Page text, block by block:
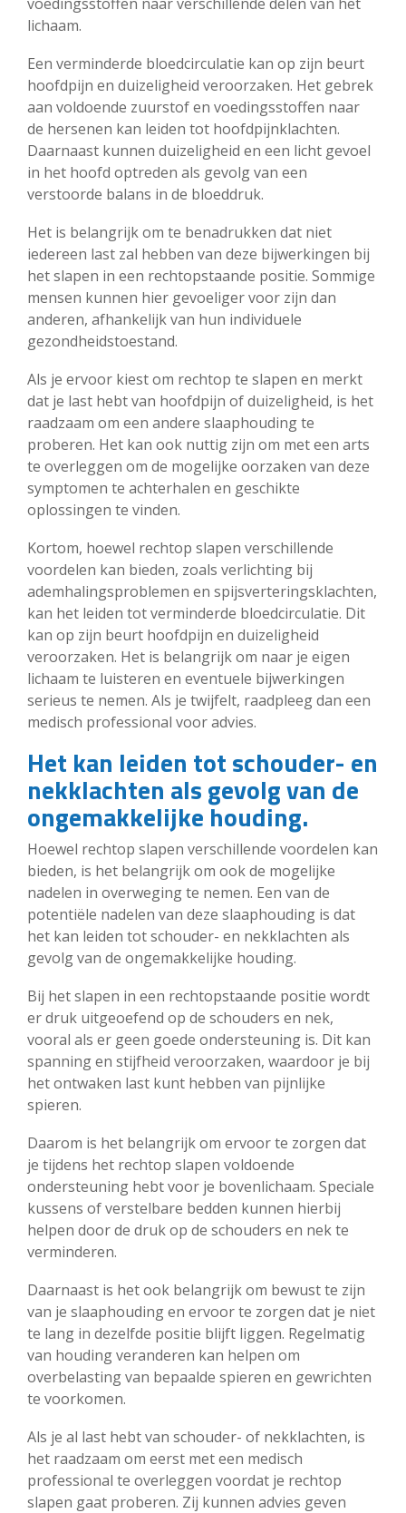
lichaam.
Een verminderde bloedcirculatie kan op zijn beurt
hoofdpijn en duizeligheid veroorzaken. Het gebrek
aan voldoende zuurstof en voedingsstoffen naar
de hersenen kan leiden tot hoofdpijnklachten.
Daarnaast kunnen duizeligheid en een licht gevoel
in het hoofd optreden als gevolg van een
verstoorde balans in de bloeddruk.
Het is belangrijk om te benadrukken dat niet
iedereen last zal hebben van deze bijwerkingen bij
het slapen in een rechtopstaande positie. Sommige
mensen kunnen hier gevoeliger voor zijn dan
anderen, afhankelijk van hun individuele
gezondheidstoestand.
Als je ervoor kiest om rechtop te slapen en merkt
dat je last hebt van hoofdpijn of duizeligheid, is het
raadzaam om een andere slaaphouding te
proberen. Het kan ook nuttig zijn om met een arts
te overleggen om de mogelijke oorzaken van deze
symptomen te achterhalen en geschikte
oplossingen te vinden.
Kortom, hoewel rechtop slapen verschillende
voordelen kan bieden, zoals verlichting bij
ademhalingsproblemen en spijsverteringsklachten,
kan het leiden tot verminderde bloedcirculatie. Dit
kan op zijn beurt hoofdpijn en duizeligheid
veroorzaken. Het is belangrijk om naar je eigen
lichaam te luisteren en eventuele bijwerkingen
serieus te nemen. Als je twijfelt, raadpleeg dan een
medisch professional voor advies.
Het kan leiden tot schouder- en
nekklachten als gevolg van de
ongemakkelijke houding.
Hoewel rechtop slapen verschillende voordelen kan
bieden, is het belangrijk om ook de mogelijke
nadelen in overweging te nemen. Een van de
potentiële nadelen van deze slaaphouding is dat
het kan leiden tot schouder- en nekklachten als
gevolg van de ongemakkelijke houding.
Bij het slapen in een rechtopstaande positie wordt
er druk uitgeoefend op de schouders en nek,
vooral als er geen goede ondersteuning is. Dit kan
spanning en stijfheid veroorzaken, waardoor je bij
het ontwaken last kunt hebben van pijnlijke
spieren.
Daarom is het belangrijk om ervoor te zorgen dat
je tijdens het rechtop slapen voldoende
ondersteuning hebt voor je bovenlichaam. Speciale
kussens of verstelbare bedden kunnen hierbij
helpen door de druk op de schouders en nek te
verminderen.
Daarnaast is het ook belangrijk om bewust te zijn
van je slaaphouding en ervoor te zorgen dat je niet
te lang in dezelfde positie blijft liggen. Regelmatig
van houding veranderen kan helpen om
overbelasting van bepaalde spieren en gewrichten
te voorkomen.
Als je al last hebt van schouder- of nekklachten, is
het raadzaam om eerst met een medisch
professional te overleggen voordat je rechtop
slapen gaat proberen. Zij kunnen advies geven